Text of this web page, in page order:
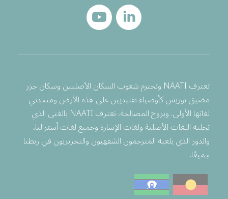
تعترف NAATI وتحترم شعوب السكان الأصليين وسكان جزر
مضيق توريس كأوصياء تقليديين على هذه الأرض ومتحدثي
لغاتها الأولى. وبروح المصالحة، تعترف NAATI بالغنى الذي
تجلبه اللغات الأصلية ولغات الإشارة وجميع لغات أستراليا،
والدور الذي يلعبه المترجمون الشفهيون والتحريريون في ربطنا
جميعًا.